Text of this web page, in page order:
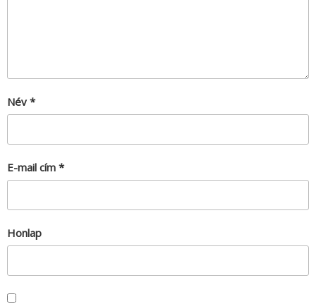
Név *
E-mail cím *
Honlap